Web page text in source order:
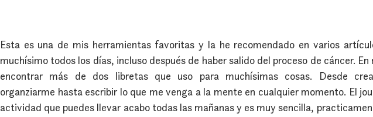
Esta es una de mis herramientas favoritas y la he recomendado en varios
muchísimo todos los días, incluso después de haber salido del proceso de cáncer. En
encontrar más de dos libretas que uso para muchísimas cosas. Desde
organziarme hasta escribir lo que me venga a la mente en cualquier momento. El
actividad que puedes llevar acabo todas las mañanas y es muy sencilla,